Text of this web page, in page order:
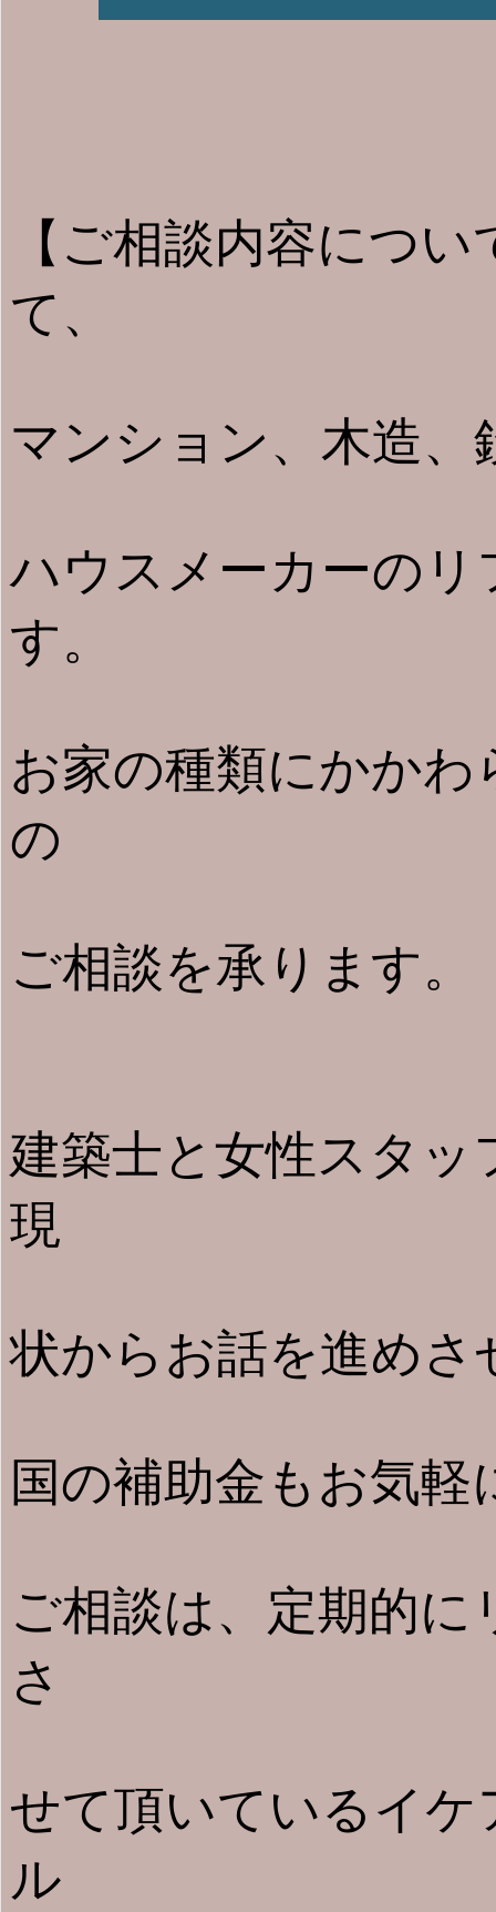
【ご相談内容につ
て、
マンション、木造、
ハウスメーカーの
す。
お家の種類にかか
の
ご相談を承ります。
建築士と女性スタ
現
状からお話を進め
国の補助金もお気
ご相談は、定期的
さ
せて頂いているイ
ル